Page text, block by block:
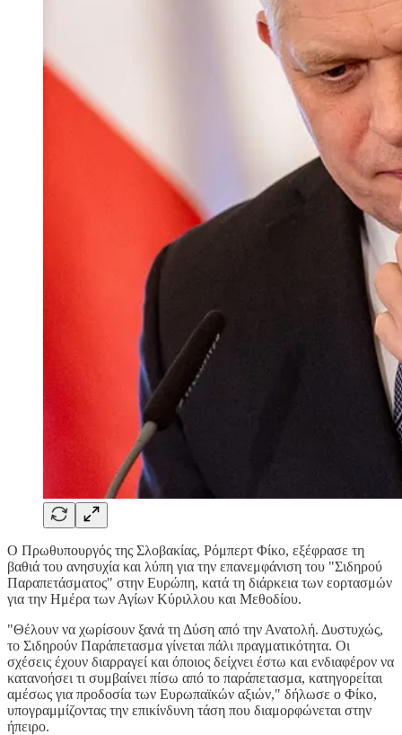
Ο Πρωθυπουργός της Σλοβακίας, Ρόμπερτ Φίκο, εξέφρασε τη
βαθιά του ανησυχία και λύπη για την επανεμφάνιση του "Σιδηρού
Παραπετάσματος" στην Ευρώπη, κατά τη διάρκεια των εορτασμών
για την Ημέρα των Αγίων Κύριλλου και Μεθοδίου.
"Θέλουν να χωρίσουν ξανά τη Δύση από την Ανατολή. Δυστυχώς,
το Σιδηρούν Παράπετασμα γίνεται πάλι πραγματικότητα. Οι
σχέσεις έχουν διαρραγεί και όποιος δείχνει έστω και ενδιαφέρον να
κατανοήσει τι συμβαίνει πίσω από το παράπετασμα, κατηγορείται
αμέσως για προδοσία των Ευρωπαϊκών αξιών," δήλωσε ο Φίκο,
υπογραμμίζοντας την επικίνδυνη τάση που διαμορφώνεται στην
ήπειρο.